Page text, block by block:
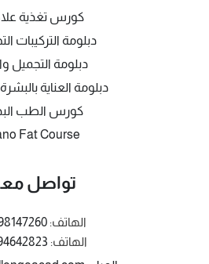
كورس تغذية
دبلومة التركيبات
دبلومة التجميل
دبلومة العناية
كورس الطب
Fat Course
تواصل
الهاتف:
الهاتف: